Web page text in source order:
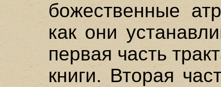
божественные
как они
первая часть
книги. Вторая